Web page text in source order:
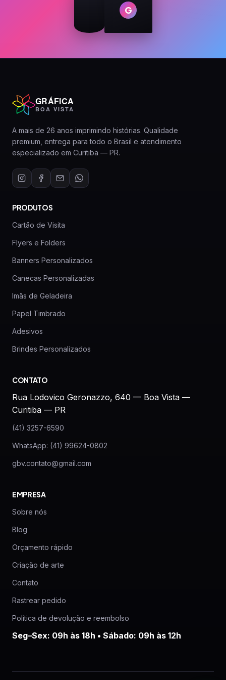
G
GRÁFICA
BOA VISTA
A mais de 26 anos imprimindo histórias. Qualidade
premium, entrega para todo o Brasil e atendimento
especializado em Curitiba — PR.
PRODUTOS
Cartão de Visita
Flyers e Folders
Banners Personalizados
Canecas Personalizadas
Imãs de Geladeira
Papel Timbrado
Adesivos
Brindes Personalizados
CONTATO
Rua Lodovico Geronazzo, 640 — Boa Vista —
Curitiba — PR
(41) 3257-6590
WhatsApp: (41) 99624-0802
gbv.contato@gmail.com
EMPRESA
Sobre nós
Blog
Orçamento rápido
Criação de arte
Contato
Rastrear pedido
Política de devolução e reembolso
Seg–Sex: 09h às 18h • Sábado: 09h às 12h